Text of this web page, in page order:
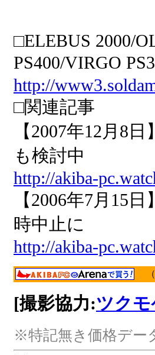
□ELEBUS 2000/
PS400/VIRGO
http://
□関連記事
【2007年12月8
も検討中
http://akiba-
【2006年7月15
時中止に
http://akiba-
（
[撮影協力:ツクモ
※特記無き価格デー